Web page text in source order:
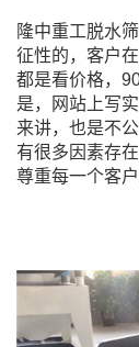
隆中重工脱水
征性的，客户
都是看价格，
是，网站上写
来讲，也是不
有很多因素存
尊重每一个客户